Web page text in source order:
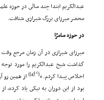
عبدالکریم ابتدا چند سالى در حوزه
محضر میرزاى بزرگ شیرازى شتافت.
در حوزه سامرّا
میرزاى شیرازى در آن زمان مرجع وقت
گذاشت شیخ عبدالکریم را مورد توجه
اخـلاص پیـدا کردم.»(
[4]
[4])
از همین رو
بود از این دوران به نیکى یاد